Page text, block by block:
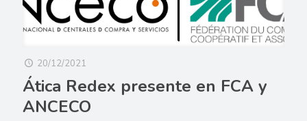
20/12/2021
Ática Redex presente en FCA y
ANCECO